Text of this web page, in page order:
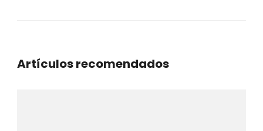
Artículos recomendados